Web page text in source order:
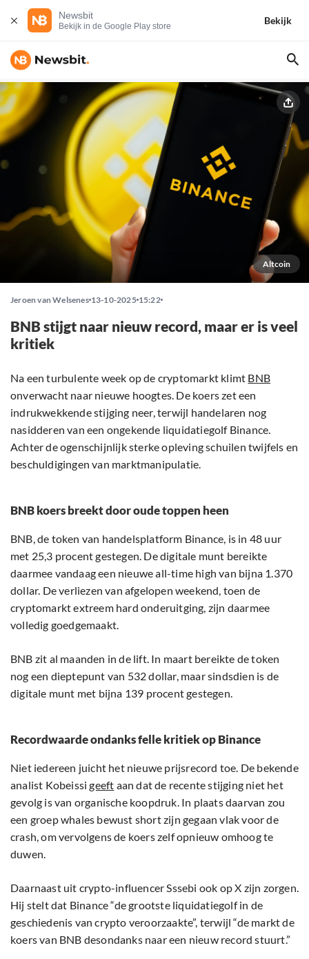
Newsbit
Bekijk in de Google Play store
Bekijk
Altcoin
Jeroen van Welsenes 13-10-2025 15:22
BNB stijgt naar nieuw record, maar er is veel
kritiek
Na een turbulente week op de cryptomarkt klimt BNB
onverwacht naar nieuwe hoogtes. De koers zet een
indrukwekkende stijging neer, terwijl handelaren nog
nasidderen van een ongekende liquidatiegolf Binance.
Achter de ogenschijnlijk sterke opleving schuilen twijfels en
beschuldigingen van marktmanipulatie.
BNB koers breekt door oude toppen heen
BNB, de token van handelsplatform Binance, is in 48 uur
met 25,3 procent gestegen. De digitale munt bereikte
daarmee vandaag een nieuwe all-time high van bijna 1.370
dollar. De verliezen van afgelopen weekend, toen de
cryptomarkt extreem hard onderuitging, zijn daarmee
volledig goedgemaakt.
BNB zit al maanden in de lift. In maart bereikte de token
nog een dieptepunt van 532 dollar, maar sindsdien is de
digitale munt met bijna 139 procent gestegen.
Recordwaarde ondanks felle kritiek op Binance
Niet iedereen juicht het nieuwe prijsrecord toe. De bekende
analist Kobeissigeeft aan dat de recente stijging niet het
gevolg is van organische koopdruk. In plaats daarvan zou
een groep whales bewust short zijn gegaan vlak voor de
crash, om vervolgens de koers zelf opnieuw omhoog te
duwen.
Daarnaast uit crypto-influencer Sssebi ook op X zijn zorgen.
Hij stelt dat Binance “de grootste liquidatiegolf in de
geschiedenis van crypto veroorzaakte”, terwijl “de markt de
koers van BNB desondanks naar een nieuw record stuurt.”